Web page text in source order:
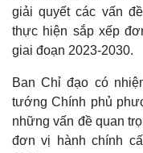
giải quyết các vấn
thực hiện sắp xếp
giai đoạn 2023-2030.
Ban Chỉ đạo có
tướng Chính phủ
những vấn đề quan
đơn vị hành chính